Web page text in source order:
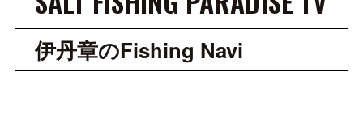
伊丹章のFishing Navi